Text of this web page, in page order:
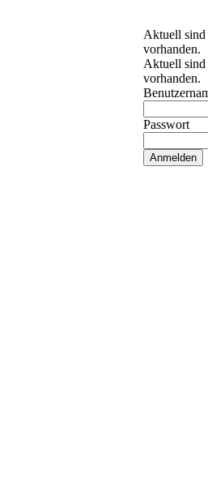
Aktuell sind
vorhanden.
Aktuell sind
vorhanden.
Passwort